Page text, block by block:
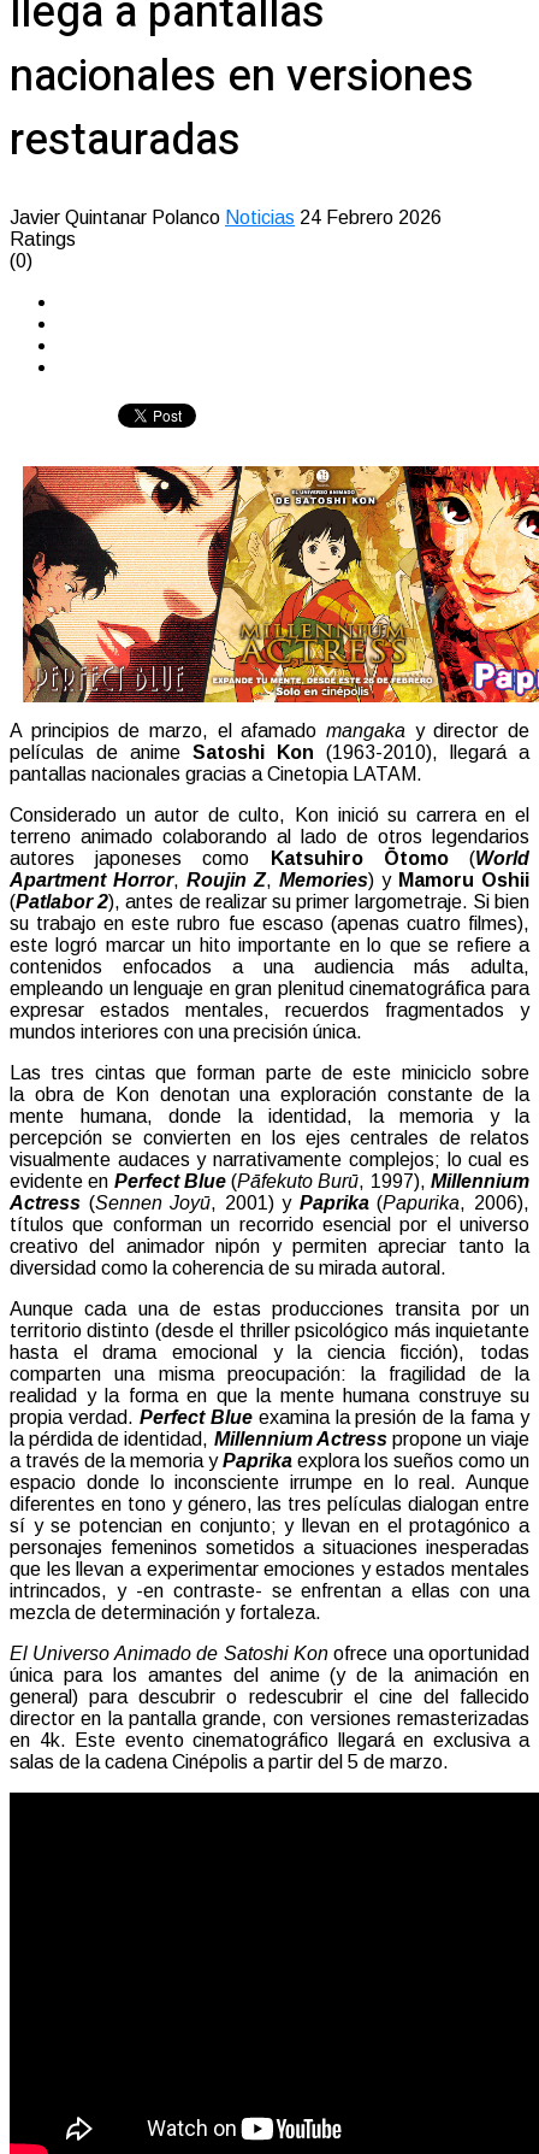
nacionales en versiones
restauradas
Javier Quintanar Polanco Noticias 24 Febrero 2026
Ratings
(0)
A principios de marzo, el afamado mangaka y director de
películas de anime Satoshi Kon (1963-2010), llegará a
pantallas nacionales gracias a Cinetopia LATAM.
Considerado un autor de culto, Kon inició su carrera en el
terreno animado colaborando al lado de otros legendarios
autores japoneses como
Katsuhiro Ōtomo(World
Apartment Horror, Roujin Z, Memories) y Mamoru Oshii
(Patlabor 2), antes de realizar su primer largometraje. Si bien
su trabajo en este rubro fue escaso (apenas cuatro filmes),
este logró marcar un hito importante en lo que se refiere a
contenidos enfocados a una audiencia más adulta,
empleando un lenguaje en gran plenitud cinematográfica para
expresar estados mentales, recuerdos fragmentados y
mundos interiores con una precisión única.
Las tres cintas que forman parte de este miniciclo sobre
la obra de Kon denotan una exploración constante de la
mente humana, donde la identidad, la memoria y la
percepción se convierten en los ejes centrales de relatos
visualmente audaces y narrativamente complejos; lo cual es
evidente en Perfect Blue(Pāfekuto Burū, 1997),Millennium
Actress (Sennen Joyū, 2001) y Paprika (Papurika, 2006),
títulos que conforman un recorrido esencial por el universo
creativo del animador nipón y permiten apreciar tanto la
diversidad como la coherencia de su mirada autoral.
Aunque cada una de estas producciones transita por un
territorio distinto (desde el thriller psicológico más inquietante
hasta el drama emocional y la ciencia ficción), todas
comparten una misma preocupación: la fragilidad de la
realidad y la forma en que la mente humana construye su
propia verdad. Perfect Blueexamina la presión de la fama y
la pérdida de identidad, Millennium Actresspropone un viaje
a través de la memoria yPaprika explora los sueños como un
espacio donde lo inconsciente irrumpe en lo real. Aunque
diferentes en tono y género, las tres películas dialogan entre
sí y se potencian en conjunto; y llevan en el protagónico a
personajes femeninos sometidos a situaciones inesperadas
que les llevan a experimentar emociones y estados mentales
intrincados, y -en contraste- se enfrentan a ellas con una
mezcla de determinación y fortaleza.
El Universo Animado de Satoshi Konofrece una oportunidad
única para los amantes del anime (y de la animación en
general) para descubrir o redescubrir el cine del fallecido
director en la pantalla grande, con versiones remasterizadas
en 4k. Este evento cinematográfico llegará en exclusiva a
salas de la cadena Cinépolis a partir del 5 de marzo.